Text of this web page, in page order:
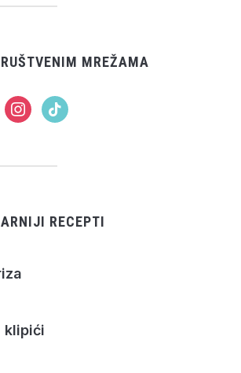
MREŽAMA
instagram
tiktok
RECEPTI
klipići